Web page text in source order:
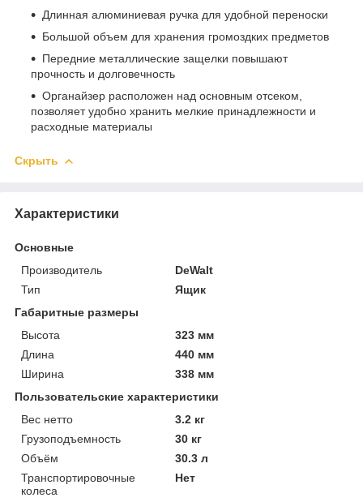
Длинная алюминиевая ручка для удобной переноски
Большой объем для хранения громоздких предметов
Передние металлические защелки повышают
прочность и долговечность
Органайзер расположен над основным отсеком,
позволяет удобно хранить мелкие принадлежности и
расходные материалы
Скрыть
Характеристики
Основные
Производитель
DeWalt
Тип
Ящик
Габаритные размеры
Высота
323 мм
Длина
440 мм
Ширина
338 мм
Пользовательские характеристики
Вес нетто
3.2 кг
Грузоподъемность
30 кг
Объём
30.3 л
Транспортировочные
колеса
Нет